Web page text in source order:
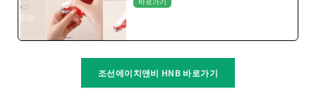
조선에이치앤비 HNB 바로가기